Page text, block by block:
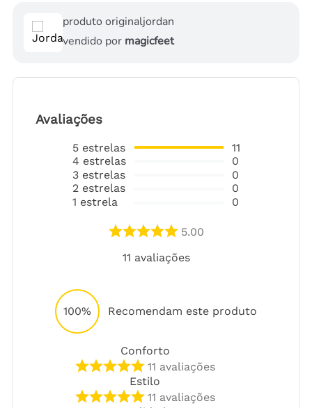
produto originaljordan
vendido por magicfeet
Avaliações
5 estrelas
4 estrelas
3 estrelas
2 estrelas
1 estrela
11
0
0
0
0
5.00
11 avaliações
100% Recomendam este produto
Conforto
11 avaliações
Estilo
11 avaliações